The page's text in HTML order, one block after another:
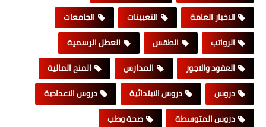
الاخبار العامة
التعيينات
الجامعات
الرواتب
الطقس
العطل الرسمية
العقود والاجور
المدارس
المنح المالية
دروس
دروس الابتدائية
دروس الاعدادية
دروس المتوسطة
صحة وطب